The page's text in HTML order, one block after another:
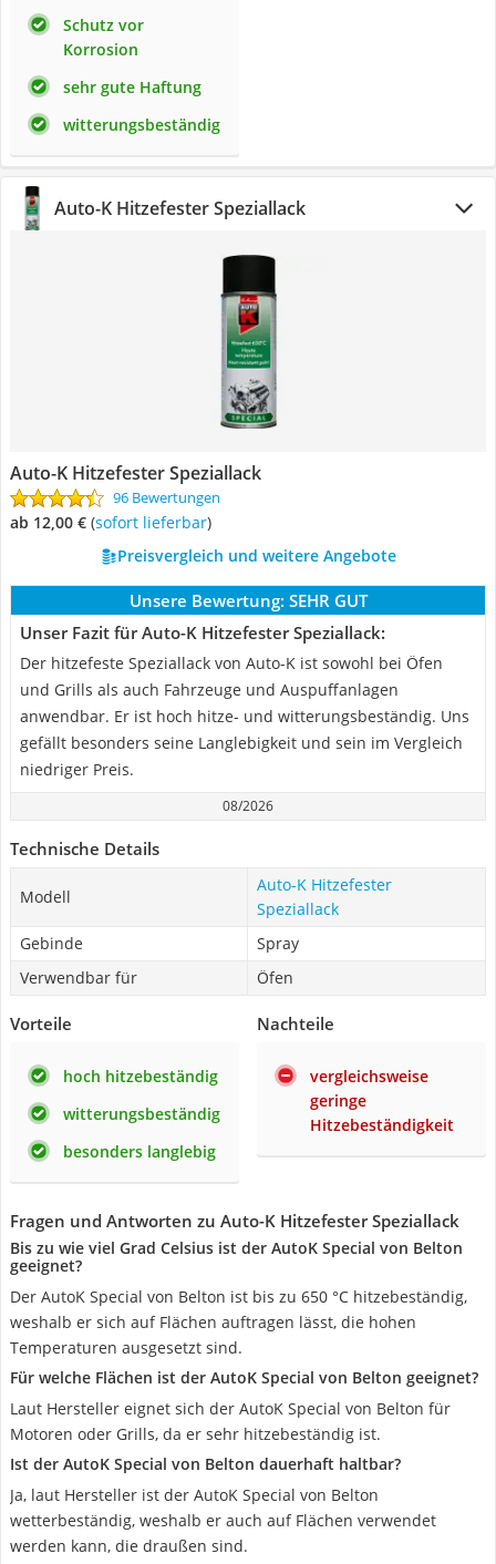
Schutz vor
Korrosion
sehr gute Haftung
witterungsbeständig
Auto-K Hitzefester Speziallack
Auto-K Hitzefester Speziallack
96 Bewertungen
ab 12,00 € ( Sofort lieferbar)
Preisvergleich und weitere Angebote
Unsere Bewertung: SEHR GUT
Unser Fazit für Auto-K Hitzefester Speziallack:
Der hitzefeste Speziallack von Auto-K ist sowohl bei Öfen
und Grills als auch Fahrzeuge und Auspuffanlagen
anwendbar. Er ist hoch hitze- und witterungsbeständig. Uns
gefällt besonders seine Langlebigkeit und sein im Vergleich
niedriger Preis.
08/2026
Technische Details
Modell
Auto-K Hitzefester
Speziallack
Gebinde
Spray
Verwendbar für
Öfen
Vorteile
hoch hitzebeständig
witterungsbeständig
besonders langlebig
Nachteile
vergleichsweise
geringe
Hitzebeständigkeit
Fragen und Antworten zu Auto-K Hitzefester Speziallack
Bis zu wie viel Grad Celsius ist der AutoK Special von Belton
geeignet?
Der AutoK Special von Belton ist bis zu 650 °C hitzebeständig,
weshalb er sich auf Flächen auftragen lässt, die hohen
Temperaturen ausgesetzt sind.
Für welche Flächen ist der AutoK Special von Belton geeignet?
Laut Hersteller eignet sich der AutoK Special von Belton für
Motoren oder Grills, da er sehr hitzebeständig ist.
Ist der AutoK Special von Belton dauerhaft haltbar?
Ja, laut Hersteller ist der AutoK Special von Belton
wetterbeständig, weshalb er auch auf Flächen verwendet
werden kann, die draußen sind.